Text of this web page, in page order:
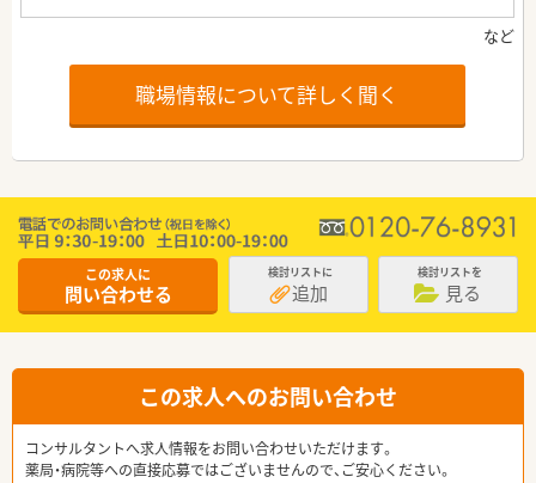
職場情報について詳しく聞く
この求人に
問い合わせる
検討リストに
追加
検討リストを
見る
この求人へのお問い合わせ
コンサルタントへ求人情報をお問い合わせいただけます。
薬局・病院等への直接応募ではございませんので、ご安心ください。